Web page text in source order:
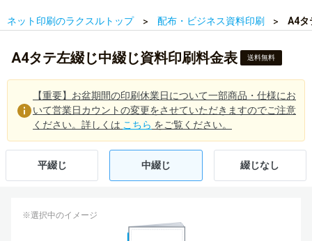
ネット印刷のラクスルトップ 配布・ビジネス資料印刷 A4タ
A4タテ左綴じ中綴じ資料印刷料金表 送料無料
【重要】お盆期間の印刷休業日について一部商品・仕様にお
いて営業日カウントの変更をさせていただきますのでご注意
ください。詳しくは こちら をご覧ください。
平綴じ 中綴じ 綴じなし
※選択中のイメージ